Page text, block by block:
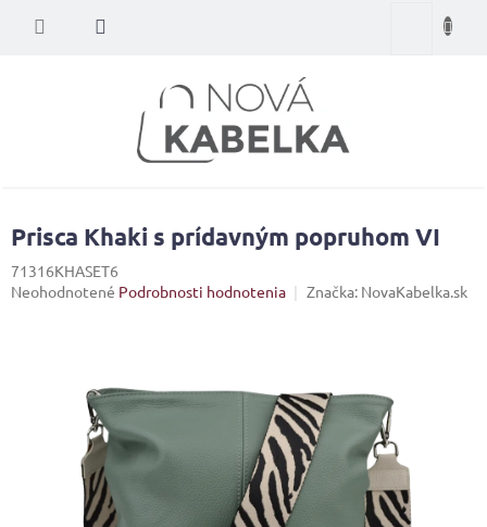
Nákupný
Prisca Khaki s prídavným popruhom VI
71316KHASET6
Priemerné
hviezdičiek.
Neohodnotené Podrobnosti hodnotenia Značka: NovaKabelka.sk